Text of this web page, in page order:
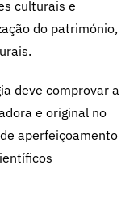
culturais e
do património,
deve comprovar a
e original no
aperfeiçoamento